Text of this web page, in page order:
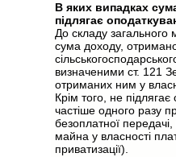
В яких випадках
підлягає
До складу загального
сума доходу,
визначеними ст. 121
отриманих ним у
Крім того, не
частіше одного разу
безоплатної
майна у власності
приватизації).